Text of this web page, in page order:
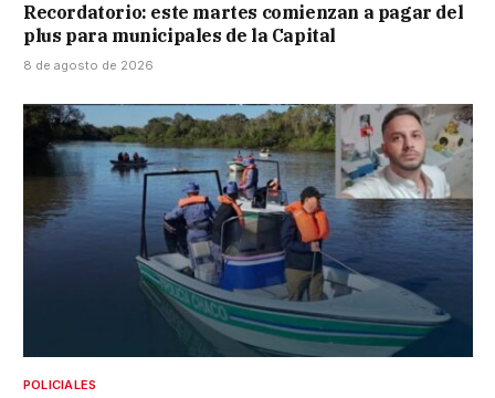
Recordatorio: este martes comienzan a pagar del
plus para municipales de la Capital
8 de agosto de 2026
POLICIALES